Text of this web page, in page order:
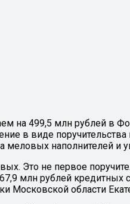
на 499,5 млн рублей в
в виде поручительства
меловых наполнителей и
Это не первое
млн рублей
Московской области